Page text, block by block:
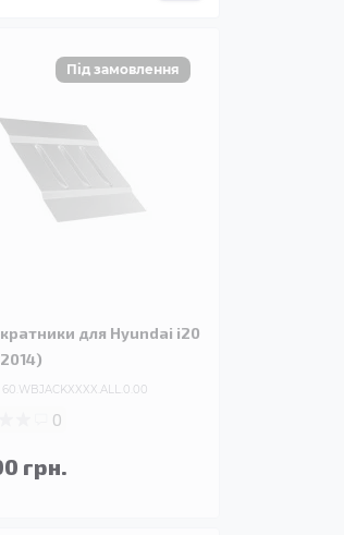
для Hyundai i20
60.WBJACKXXXX.ALL.0.00
0
грн.